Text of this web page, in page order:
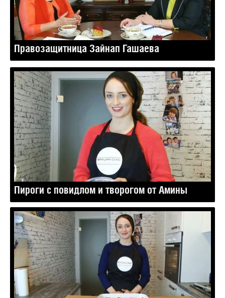
Правозащитница Зайнап Гашаева
Пироги с повидлом и творогом от Амины